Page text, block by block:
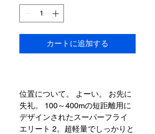
カートに追加する
位置について。 よーい。 お先に
失礼。 100～400mの短距離用に
デザインされたスーパーフライ
エリート 2。超軽量でしっかりと